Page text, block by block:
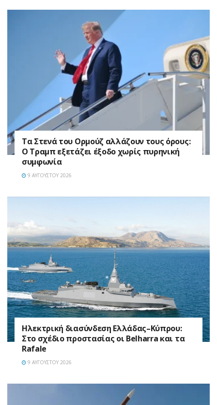
Τα Στενά του Ορμούζ αλλάζουν τους όρους:
Ο Τραμπ εξετάζει έξοδο χωρίς πυρηνική
συμφωνία
9 ΑΥΓΟΎΣΤΟΥ 2026
Ηλεκτρική διασύνδεση Ελλάδας–Κύπρου:
Στο σχέδιο προστασίας οι Belharra και τα
Rafale
9 ΑΥΓΟΎΣΤΟΥ 2026